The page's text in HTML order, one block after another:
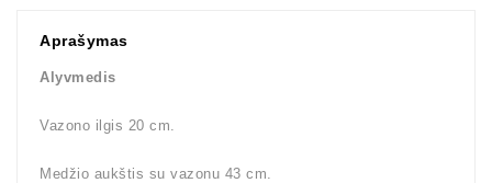
Aprašymas
Alyvmedis
Vazono ilgis 20 cm.
Medžio aukštis su vazonu 43 cm.